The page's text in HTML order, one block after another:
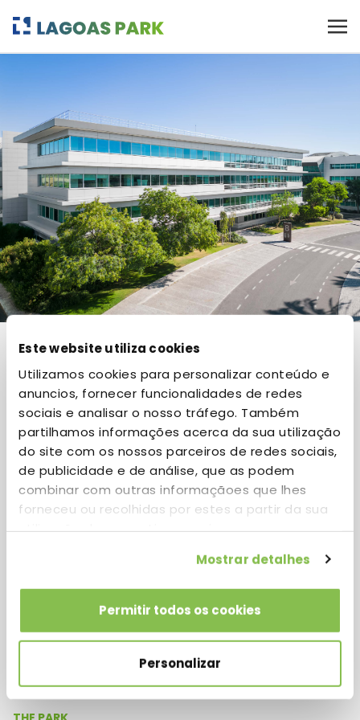
Este website utiliza cookies
Utilizamos cookies para personalizar conteúdo e
anuncios, fornecer funcionalidades de redes
sociais e analisar o nosso tráfego. Também
partilhamos informações acerca da sua utilização
do site com os nossos parceiros de redes sociais,
de publicidade e de análise, que as podem
combinar com outras informaçãoes que lhes
forneceu ou recolhidas por estes a partir da sua
utilização dos respetivos serviços.
Mostrar detalhes
Permitir todos os cookies
Personalizar
RESIDENT COMPANIES
Polestar
Location
Building 8